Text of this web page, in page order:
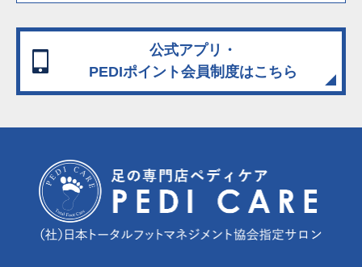
公式アプリ・
PEDIポイント会員制度はこちら